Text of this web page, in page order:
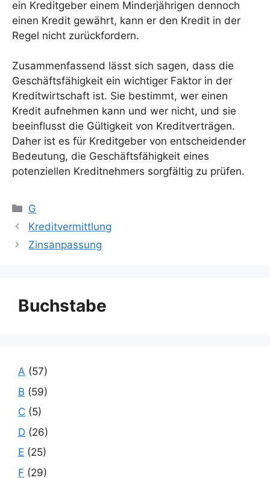
ein Kreditgeber einem Minderjährigen dennoch
einen Kredit gewährt, kann er den Kredit in der
Regel nicht zurückfordern.
Zusammenfassend lässt sich sagen, dass die
Geschäftsfähigkeit ein wichtiger Faktor in der
Kreditwirtschaft ist. Sie bestimmt, wer einen
Kredit aufnehmen kann und wer nicht, und sie
beeinflusst die Gültigkeit von Kreditverträgen.
Daher ist es für Kreditgeber von entscheidender
Bedeutung, die Geschäftsfähigkeit eines
potenziellen Kreditnehmers sorgfältig zu prüfen.
Kategorien
G
Kreditvermittlung
Zinsanpassung
Buchstabe
A (57)
B (59)
C (5)
D (26)
E (25)
F (29)